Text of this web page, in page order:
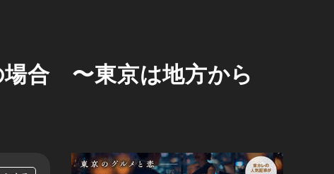
場合 〜東京は地方から